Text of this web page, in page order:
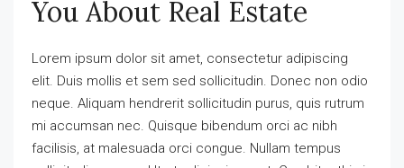
You About Real Estate
Lorem ipsum dolor sit amet, consectetur adipiscing
elit. Duis mollis et sem sed sollicitudin. Donec non odio
neque. Aliquam hendrerit sollicitudin purus, quis rutrum
mi accumsan nec. Quisque bibendum orci ac nibh
facilisis, at malesuada orci congue. Nullam tempus